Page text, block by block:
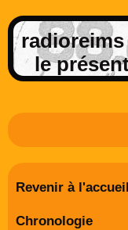
le
Derniers potins de la FM
Livre d'or
Contact
Revenir à l'accueil
Chronologie